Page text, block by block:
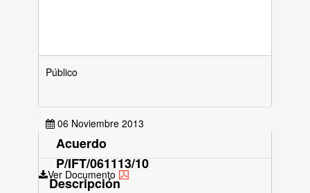
Público
06 Noviembre 2013
Ver Documento
Acuerdo
P/IFT/061113/10
Descripción